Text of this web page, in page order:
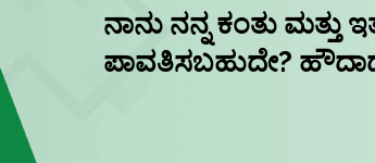
ನಾನು ನನ್ನ ಕಂತು ಮತ್ತು
ಪಾವತಿಸಬಹುದೇ?